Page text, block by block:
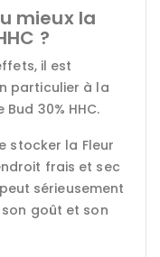
mieux la
?
il est
particulier à la
30% HHC.
stocker la Fleur
frais et sec
sérieusement
goût et son